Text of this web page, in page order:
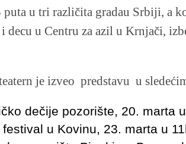
puta u tri različita gradau Srbiji, a
decu u Centru za azil u Krnjači,
je izveo predstavu u
dečije pozorište, 20. marta
festival u Kovinu, 23. marta u